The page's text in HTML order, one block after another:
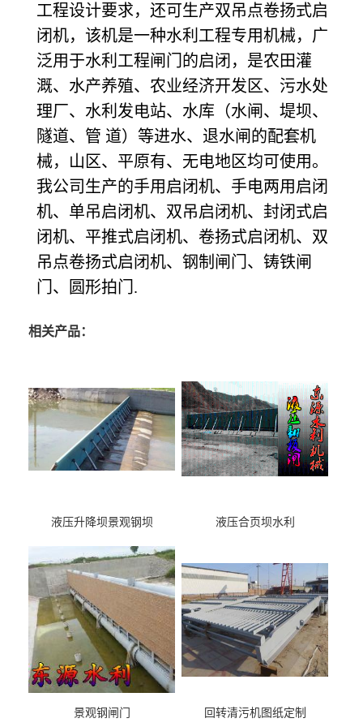
工程设计要求，还可生产双吊点卷扬式启
闭机，该机是一种水利工程专用机械，广
泛用于水利工程闸门的启闭，是农田灌
溉、水产养殖、农业经济开发区、污水处
理厂、水利发电站、水库（水闸、堤坝、
隧道、管 道）等进水、退水闸的配套机
械，山区、平原有、无电地区均可使用。
我公司生产的手用启闭机、手电两用启闭
机、单吊启闭机、双吊启闭机、封闭式启
闭机、平推式启闭机、卷扬式启闭机、双
吊点卷扬式启闭机、钢制闸门、铸铁闸
门、圆形拍门.
相关产品：
液压升降坝景观钢坝 液压合页坝水利
景观钢闸门 回转清污机图纸定制